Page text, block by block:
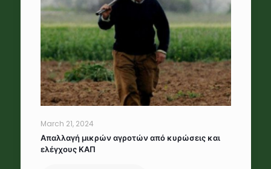
March 21, 2024
Απαλλαγή μικρών αγροτών από κυρώσεις και
ελέγχους ΚΑΠ